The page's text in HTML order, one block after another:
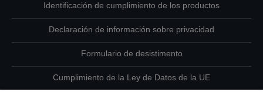
Identificación de cumplimiento de los productos
Declaración de información sobre privacidad
Formulario de desistimento
Cumplimiento de la Ley de Datos de la UE